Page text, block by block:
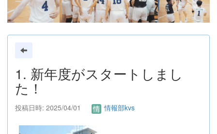
1. 新年度がスタートしまし
た！
投稿日時: 2025/04/01 情報部kvs